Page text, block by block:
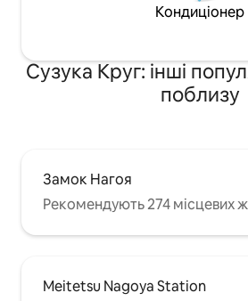
японському стилі, 8 татамів: 2
Номер у японському стилі, 6 татамів:
Кондиціонер
Сузука Круг: інші
поблизу
Замок Нагоя
Рекомендують 274 місцевих
Meitetsu Nagoya Station